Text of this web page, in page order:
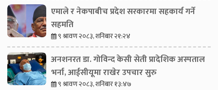
एमाले र नेकपाबीच प्रदेश सरकारमा सहकार्य गर्ने
सहमति
९ श्रावण २०८३, शनिबार २१:२४
अनशनरत डा. गोविन्द केसी सेती प्रादेशिक अस्पताल
भर्ना, आईसीयूमा राखेर उपचार सुरु
९ श्रावण २०८३, शनिबार १३:४७